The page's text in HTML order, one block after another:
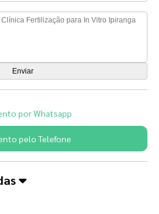
por Whatsapp
pelo Telefone